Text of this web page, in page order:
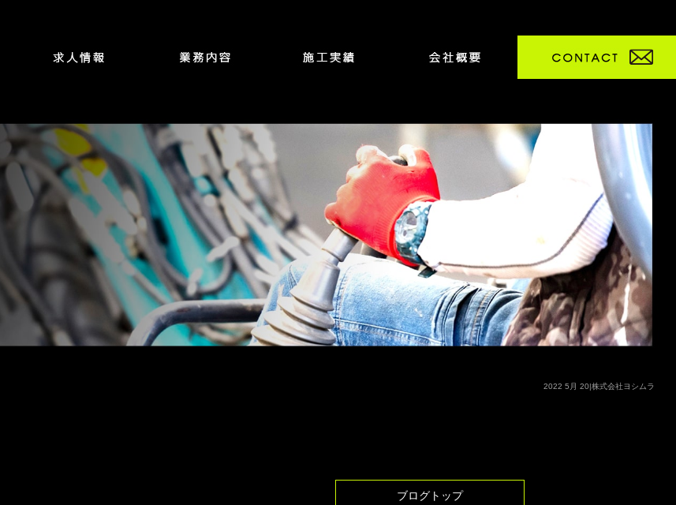
2022 5月 20|株式会社ヨシムラ
ブログトップ